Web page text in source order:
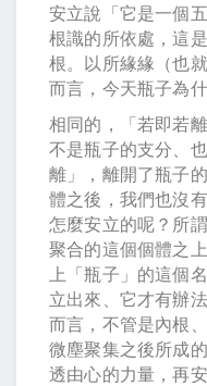
安立說「它是一個
根識的所依處，這
根。以所緣緣（也
而言，今天瓶子為
相同的，「若即若
不是瓶子的支分、
離」，離開了瓶子
體之後，我們也沒
怎麼安立的呢？所
聚合的這個個體之
上「瓶子」的這個
立出來、它才有辦
而言，不管是內根
微塵聚集之後所成
透由心的力量，再